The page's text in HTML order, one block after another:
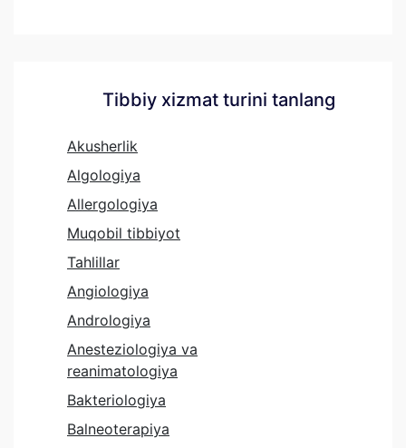
Tibbiy xizmat turini tanlang
Akusherlik
Algologiya
Allergologiya
Muqobil tibbiyot
Tahlillar
Angiologiya
Andrologiya
Anesteziologiya va
reanimatologiya
Bakteriologiya
Balneoterapiya